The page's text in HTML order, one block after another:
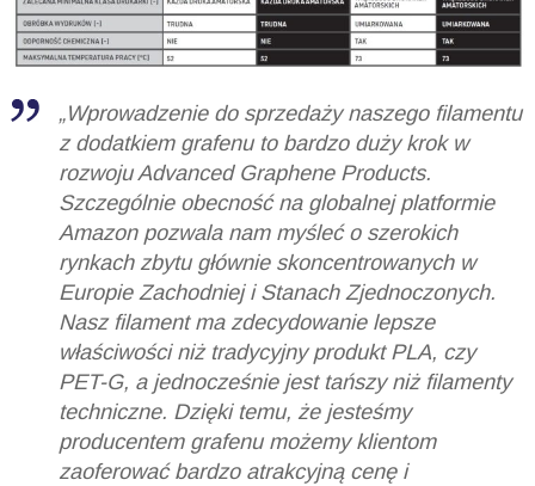
„Wprowadzenie do sprzedaży naszego filamentu
z dodatkiem grafenu to bardzo duży krok w
rozwoju Advanced Graphene Products.
Szczególnie obecność na globalnej platformie
Amazon pozwala nam myśleć o szerokich
rynkach zbytu głównie skoncentrowanych w
Europie Zachodniej i Stanach Zjednoczonych.
Nasz filament ma zdecydowanie lepsze
właściwości niż tradycyjny produkt PLA, czy
PET-G, a jednocześnie jest tańszy niż filamenty
techniczne. Dzięki temu, że jesteśmy
producentem grafenu możemy klientom
zaoferować bardzo atrakcyjną cenę i